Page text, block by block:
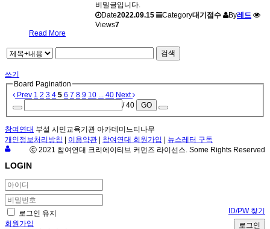
비밀글입니다.
Date2022.09.15 Category대기접수 By레드
Views7
Read More
검색
쓰기
Board Pagination
Prev 1 2 3 4 5 6 7 8 9 10 ... 40 Next
/ 40
GO
참여연대 부설 시민교육기관 아카데미느티나무
개인정보처리방침 | 이용약관 | 참여연대 회원가입 | 뉴스레터 구독
ⓒ 2021 참여연대 크리에이티브 커먼즈 라이선스. Some Rights Reserved
LOGIN
로그인 유지
ID/PW 찾기
회원가입
로그인